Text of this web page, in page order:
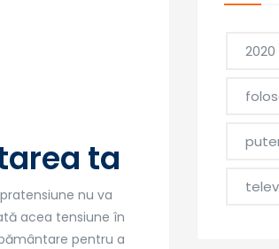
ta
nu va
acea tensiune în
pentru a
2020